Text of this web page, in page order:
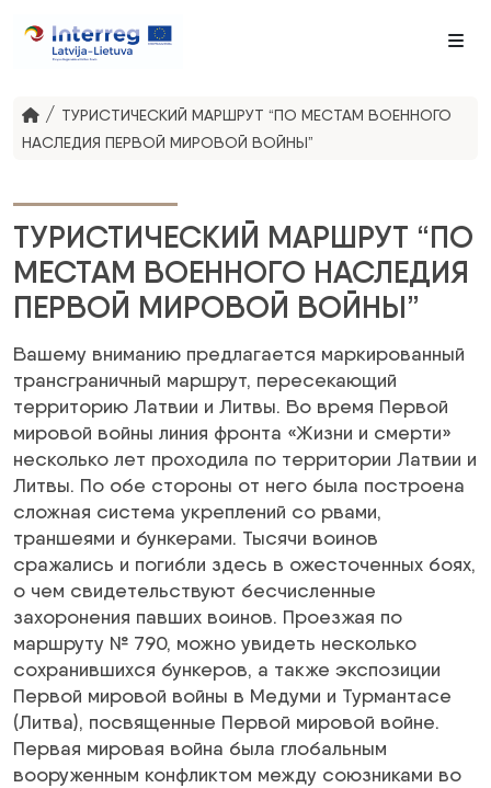
/ ТУРИСТИЧЕСКИЙ МАРШРУТ “ПО МЕСТАМ ВОЕННОГО
НАСЛЕДИЯ ПЕРВОЙ МИРОВОЙ ВОЙНЫ”
ТУРИСТИЧЕСКИЙ МАРШРУТ “ПО
МЕСТАМ ВОЕННОГО НАСЛЕДИЯ
ПЕРВОЙ МИРОВОЙ ВОЙНЫ”
Вашему вниманию предлагается маркированный
трансграничный маршрут, пересекающий
территорию Латвии и Литвы. Во время Первой
мировой войны линия фронта «Жизни и смерти»
несколько лет проходила по территории Латвии и
Литвы. По обе стороны от него была построена
сложная система укреплений со рвами,
траншеями и бункерами. Тысячи воинов
сражались и погибли здесь в ожесточенных боях,
о чем свидетельствуют бесчисленные
захоронения павших воинов. Проезжая по
маршруту № 790, можно увидеть несколько
сохранившихся бункеров, а также экспозиции
Первой мировой войны в Медуми и Турмантасе
(Литва), посвященные Первой мировой войне.
Первая мировая война была глобальным
вооруженным конфликтом между союзниками во